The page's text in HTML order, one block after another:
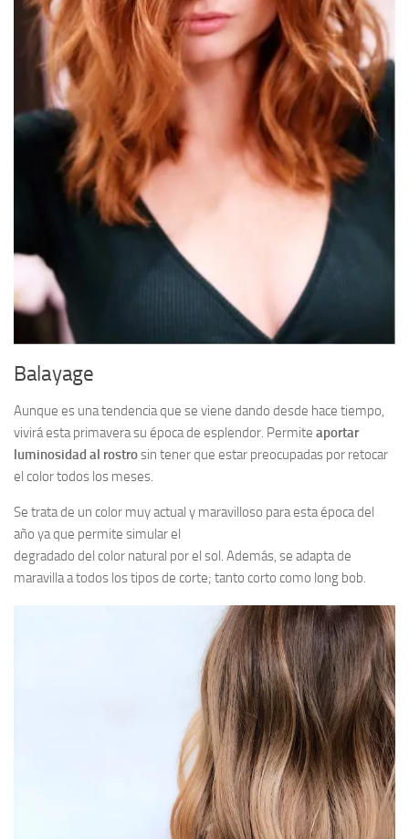
Balayage
Aunque es una tendencia que se viene dando desde hace tiempo,
vivirá esta primavera su época de esplendor. Permite aportar
luminosidad al rostrosin tener que estar preocupadas por retocar
el color todos los meses.
Se trata de un color muy actual y maravilloso para esta época del
año ya que permite simular el
degradado del color natural por el sol. Además, se adapta de
maravilla a todos los tipos de corte; tanto corto como long bob.